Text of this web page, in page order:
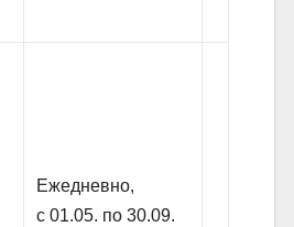
Ежедневно,
с 01.05. по 30.09.